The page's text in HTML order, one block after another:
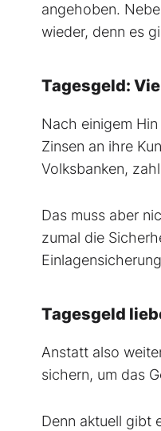
angehoben.
wieder, denn es
Tagesgeld:
Nach einigem
Zinsen an ihre
Volksbanken,
Das muss aber
zumal die
Tagesgeld
Anstatt also
sichern, um das
Denn aktuell gibt